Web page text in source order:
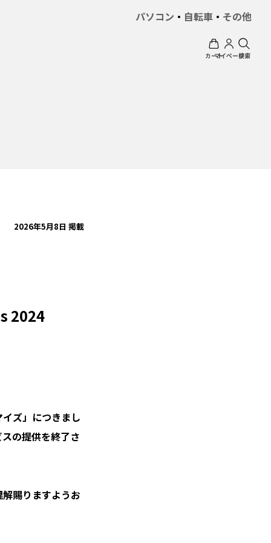
パソコン ・ 自転車 ・ その他
カートマイページ検索
2026年5月8日 掲載
2024
ズ」につきまし
の提供を終了さ
賜りますようお